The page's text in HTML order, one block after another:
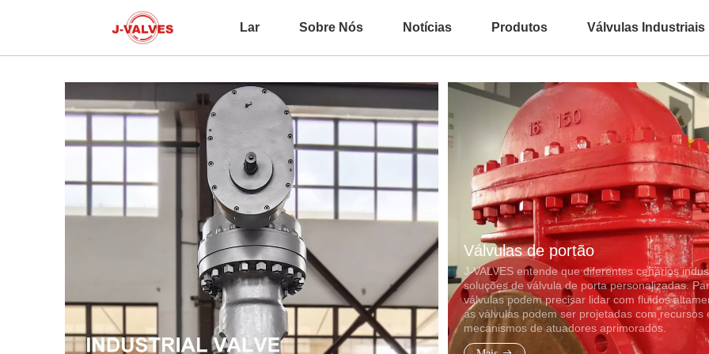
Lar Sobre Nós Notícias Produtos Válvulas Industriais
Válvulas de portão
J-VALVES entende que diferentes cenários
soluções de válvula de porta personalizadas.
válvulas podem precisar lidar com fluidos
as válvulas podem ser projetadas com
mecanismos de atuadores aprimorados.